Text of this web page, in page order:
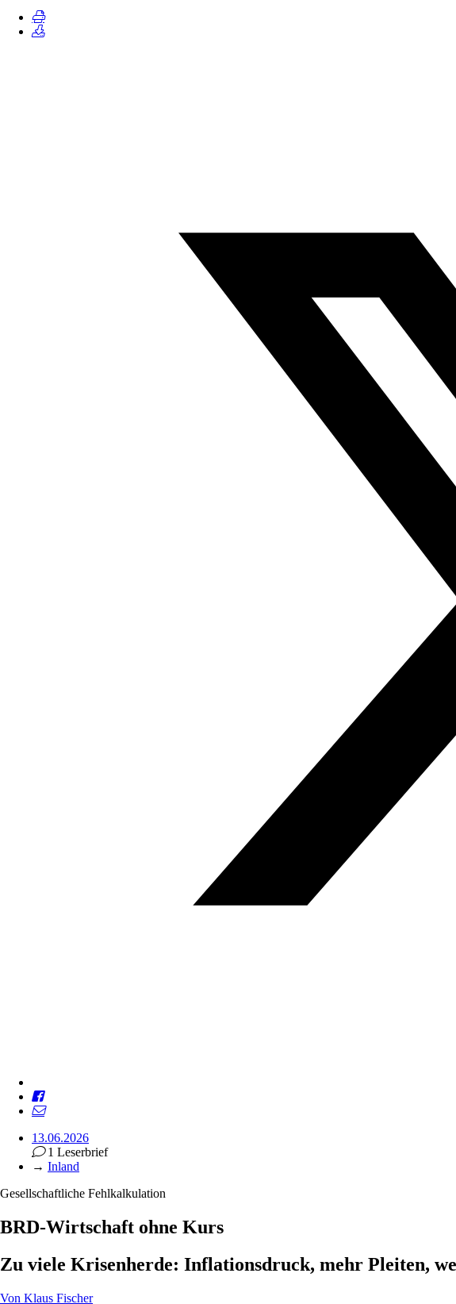
13.06.2026
1 Leserbrief
→ Inland
Gesellschaftliche Fehlkalkulation
BRD-Wirtschaft ohne Kurs
Zu viele Krisenherde: Inflationsdruck, mehr Pleiten,
Von Klaus Fischer